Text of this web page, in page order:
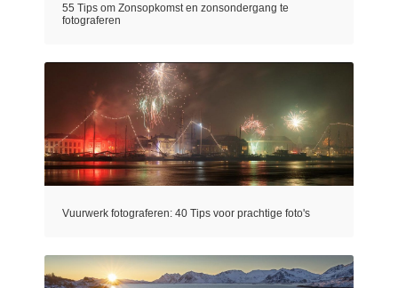
55 Tips om Zonsopkomst en zonsondergang te
fotograferen
Vuurwerk fotograferen: 40 Tips voor prachtige foto's